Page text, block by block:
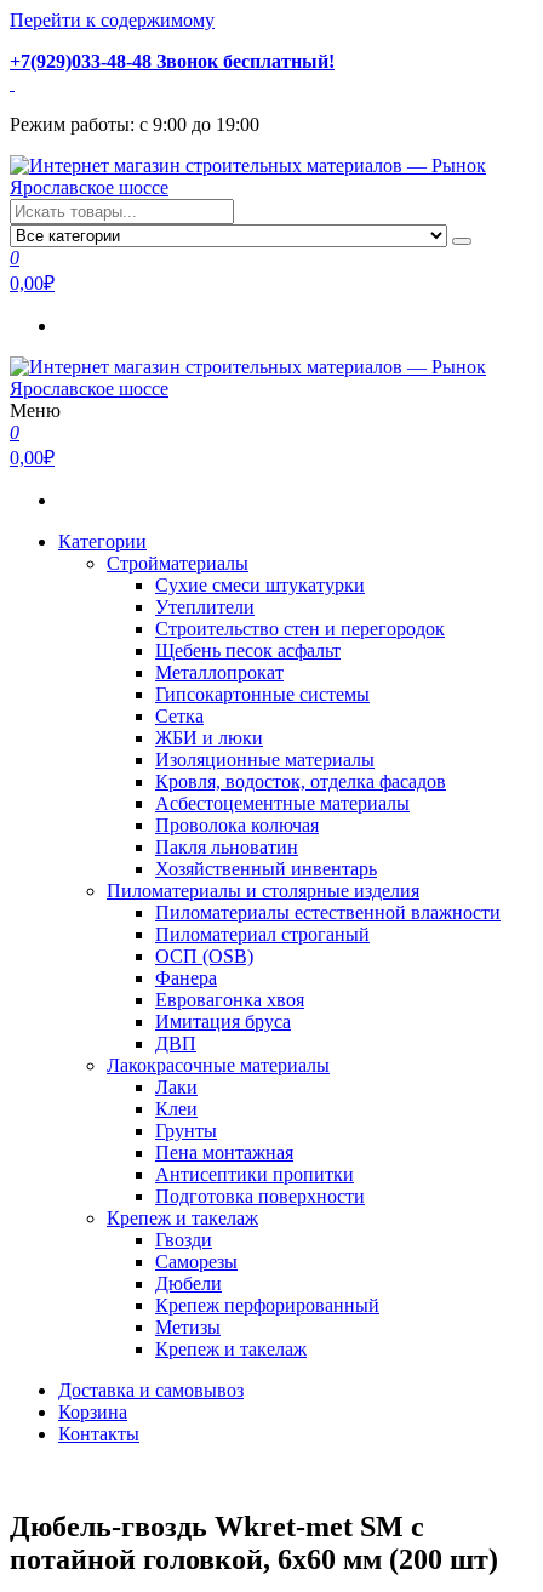
Перейти к содержимому
+7(929)033-48-48 Звонок бесплатный!
Режим работы: с 9:00 до 19:00
Интернет магазин строительных материалов — Рынок
Ярославское шоссе
Стройматериалы с доставкой и самовывозом можно купить у
нас. Пушкино, Ивантеевка, Королев, Мытищи, Сергиев Посад.
Низкая цена, консультация и быстрая доставка.
0
0,00₽
Интернет магазин строительных материалов — Рынок
Ярославское шоссе
Стройматериалы с доставкой и самовывозом можно купить у
нас. Пушкино, Ивантеевка, Королев, Мытищи, Сергиев Посад.
Низкая цена, консультация и быстрая доставка.
Меню
0
0,00₽
Категории
Стройматериалы
Сухие смеси штукатурки
Утеплители
Строительство стен и перегородок
Щебень песок асфальт
Металлопрокат
Гипсокартонные системы
Сетка
ЖБИ и люки
Изоляционные материалы
Кровля, водосток, отделка фасадов
Асбестоцементные материалы
Проволока колючая
Пакля льноватин
Хозяйственный инвентарь
Пиломатериалы и столярные изделия
Пиломатериалы естественной влажности
Пиломатериал строганый
ОСП (OSB)
Фанера
Евровагонка хвоя
Имитация бруса
ДВП
Лакокрасочные материалы
Лаки
Клеи
Грунты
Пена монтажная
Антисептики пропитки
Подготовка поверхности
Крепеж и такелаж
Гвозди
Саморезы
Дюбели
Крепеж перфорированный
Метизы
Крепеж и такелаж
Доставка и самовывоз
Корзина
Контакты
Дюбель-гвоздь Wkret-met SM с
потайной головкой, 6х60 мм (200 шт)